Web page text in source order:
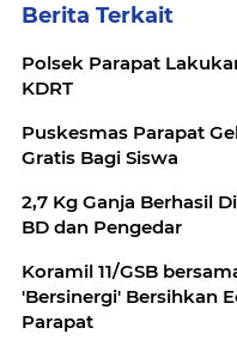
Berita Terkait
Polsek Parapat
KDRT
Puskesmas Parapat Gelar Program Cek
Gratis Bagi Siswa
2,7 Kg Ganja Berhasil
BD dan Pengedar
Koramil 11/GSB
'Bersinergi' Bersihkan Eceng Gondok di Danau Toba
Parapat